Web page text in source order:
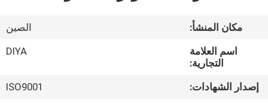
معلومات
جولة
مكان المنشأ:
الصين
اسم العلامة
التجارية:
DIYA
إصدار الشهادات:
ISO9001